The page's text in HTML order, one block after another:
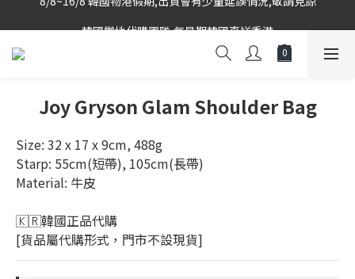
韓國當地代購團隊,每星期韓國直送香港
Joy Gryson Glam Shoulder Bag
Size: 32 x 17 x 9cm, 488g
Starp: 55cm(短帶), 105cm(長帶)
Material: 牛皮
🇰🇷韓國正品代購
[貨品屬代購形式，門市不設現貨]